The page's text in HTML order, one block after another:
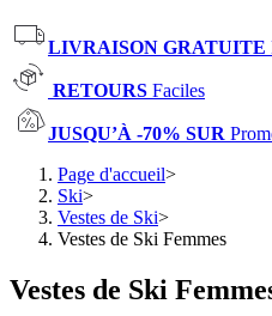
LIVRAISON GRATUITE
RETOURS Faciles
JUSQU’À -70% SUR
Page d'accueil>
Ski>
Vestes de Ski>
Vestes de Ski Femmes
Vestes de Ski